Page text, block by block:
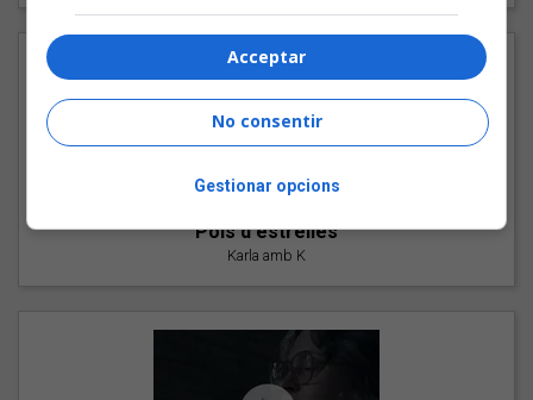
"Pols d'estrelles"
Karla amb K
Acceptar
No consentir
Gestionar opcions